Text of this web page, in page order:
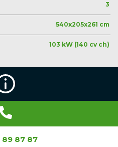
3
540x205x261 cm
103 kW (140 cv ch)
89 87 87